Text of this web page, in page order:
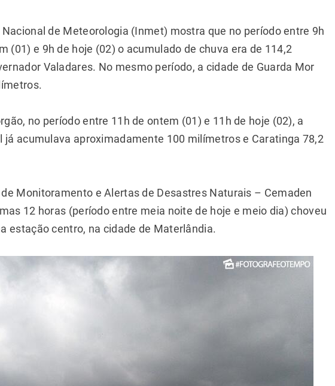
de Meteorologia (Inmet) mostra que no período entre 9h
(01) e 9h de hoje (02) o acumulado de chuva era de 114,2
Valadares. No mesmo período, a cidade de Guarda Mor
no período entre 11h de ontem (01) e 11h de hoje (02), a
já acumulava aproximadamente 100 milímetros e Caratinga 78,2
Monitoramento e Alertas de Desastres Naturais – Cemaden
12 horas (período entre meia noite de hoje e meio dia) choveu
estação centro, na cidade de Materlândia.